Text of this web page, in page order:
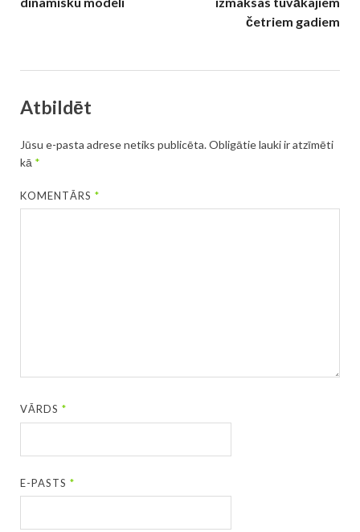
četriem gadiem
Atbildēt
Jūsu e-pasta adrese netiks publicēta.Obligātie lauki ir atzīmēti
kā *
KOMENTĀRS*
VĀRDS*
E-PASTS*